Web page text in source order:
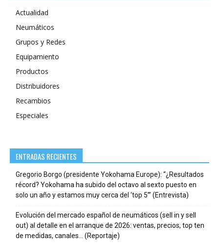
Actualidad
Neumáticos
Grupos y Redes
Equipamiento
Productos
Distribuidores
Recambios
Especiales
ENTRADAS RECIENTES
Gregorio Borgo (presidente Yokohama Europe): “¿Resultados
récord? Yokohama ha subido del octavo al sexto puesto en
solo un año y estamos muy cerca del ‘top 5’” (Entrevista)
Evolución del mercado español de neumáticos (sell in y sell
out) al detalle en el arranque de 2026: ventas, precios, top ten
de medidas, canales… (Reportaje)